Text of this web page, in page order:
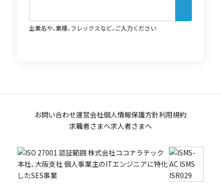
企業名や、業種、フレックスなど、ご入力ください
お問い合わせ運営会社個人情報保護方針利用規約
求職者さまへ求人者さまへ